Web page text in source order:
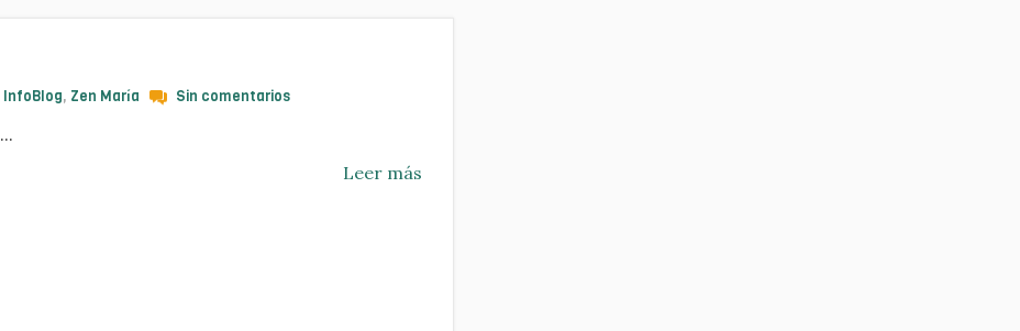
InfoBlog, Zen María Sin comentarios
...
Leer más